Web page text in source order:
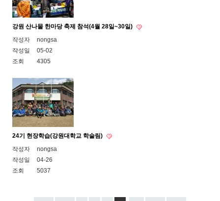
강원 산나물 한마당 축제 참석(4월 28일~30일)
작성자
nongsa
작성일
05-02
조회
4305
24기 현장학습(강원대학교 학술림)
작성자
nongsa
작성일
04-26
조회
5037